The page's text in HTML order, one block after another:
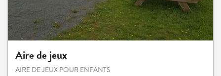
Aire de jeux
AIRE DE JEUX POUR ENFANTS